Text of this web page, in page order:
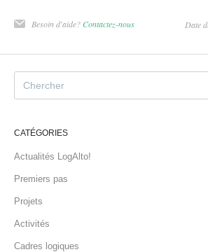
Besoin d'aide? Contactez-nous Date
CATÉGORIES
Actualités LogAlto!
Premiers pas
Projets
Activités
Cadres logiques